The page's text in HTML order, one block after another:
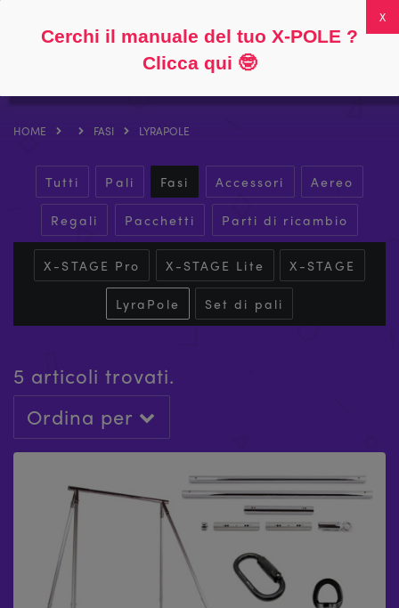
HOME FASI LYRAPOLE
Tutti Pali Fasi Accessori Aereo
Regali Pacchetti Parti di ricambio
X-STAGE Pro X-STAGE Lite X-STAGE
LyraPole Set di pali
5 articoli trovati.
Ordina per
Cerchi il manuale del tuo X-POLE ?
Clicca qui 🤓